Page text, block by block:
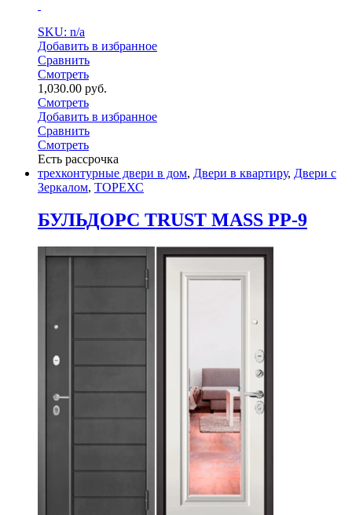
SKU: n/a
Добавить в избранное
Сравнить
Смотреть
1,030.00 руб.
Смотреть
Добавить в избранное
Сравнить
Смотреть
Есть рассрочка
трехконтурные двери в дом, Двери в квартиру, Двери с
Зеркалом, ТОРЕХС
БУЛЬДОРС TRUST MASS PP-9